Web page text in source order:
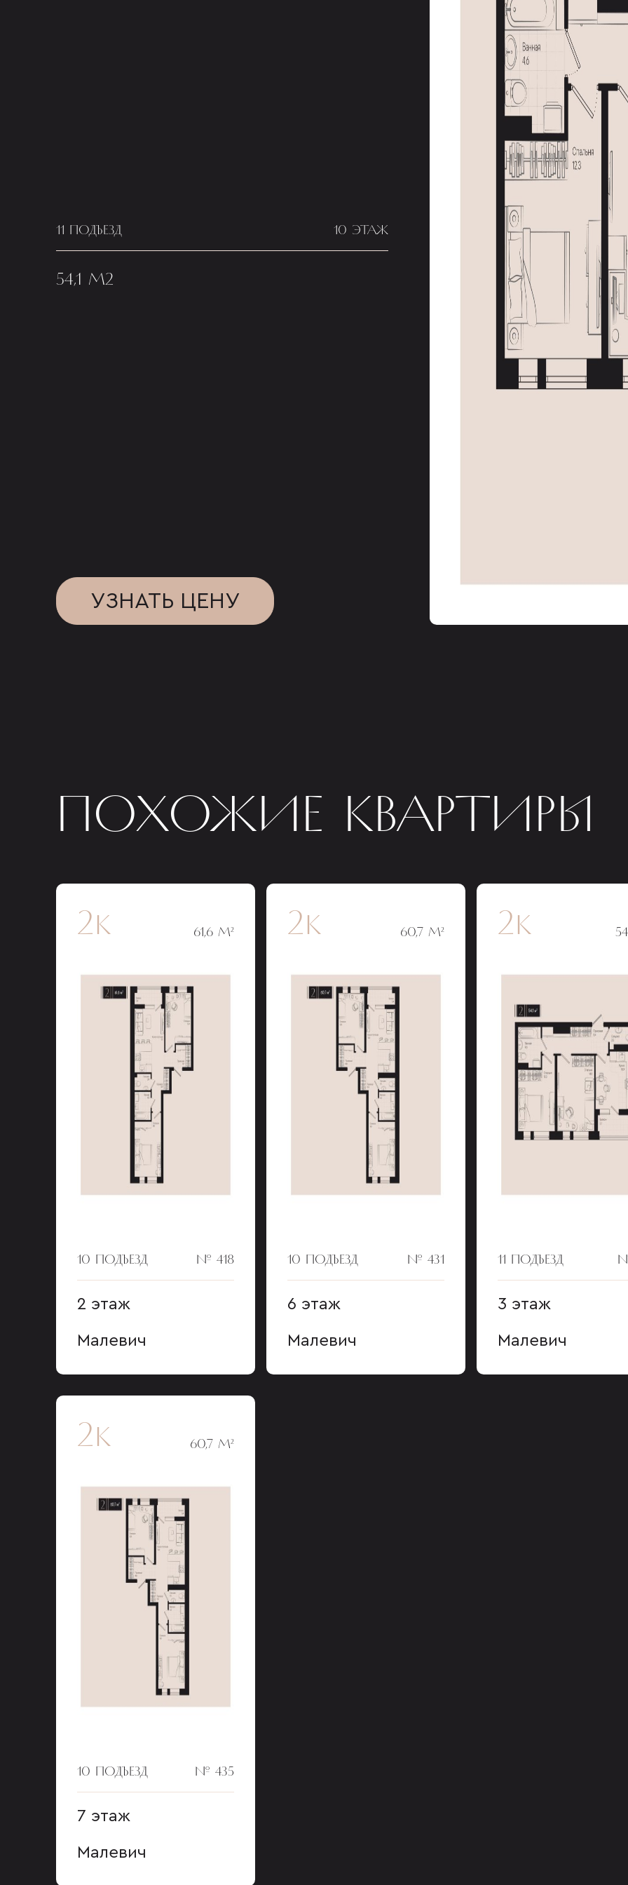
11 ПОДЪЕЗД 10 ЭТАЖ
54,1 М2
УЗНАТЬ ЦЕНУ
ПОХОЖИЕ КВАРТИРЫ
2к 61,6 М²
10 ПОДЪЕЗД № 418
2 этаж
Малевич
2к 60,7 М²
10 ПОДЪЕЗД № 431
6 этаж
Малевич
2к
11 ПОДЪЕЗД
3 этаж
Малевич
2к 60,7 М²
10 ПОДЪЕЗД № 435
7 этаж
Малевич